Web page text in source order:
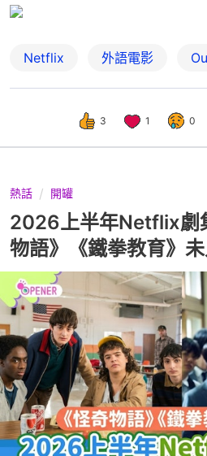
Netflix 外語電影
3 1 0
熱話 開罐
2026上半年Netflix
物語》《鐵拳教育》